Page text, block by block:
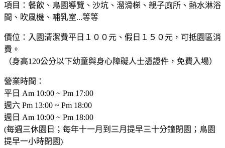
項目：餐飲、鳥園導覽、沙坑、溜滑梯、親子廁所、熱水淋浴
間、吹風機、哺乳室...等等
價位：入園清潔費平日１００元、假日１５０元，可抵園區消
費。
（身高120公分以下幼童與身心障礙人士憑證件，免費入場）
營業時間：
平日 Am 10:00 ~ Pm 17:00
週六 Pm 13:00 ~ Pm 18:00
週日 Am 10:00 ~ Pm 18:00
(每週三休園日；每年十一月到三月提早三十分鐘閉園；鳥園
提早一小時閉園)